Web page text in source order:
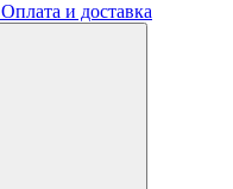
Оплата и доставка